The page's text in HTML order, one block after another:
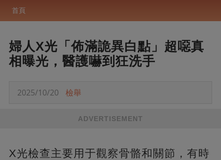
首頁
婦人X光「佈滿詭異白點」超噁真
相曝光，醫護嚇到狂洗手
2025/10/20 檢舉
ADVERTISEMENT
X光檢查主要用于觀察骨骼和關節，有時